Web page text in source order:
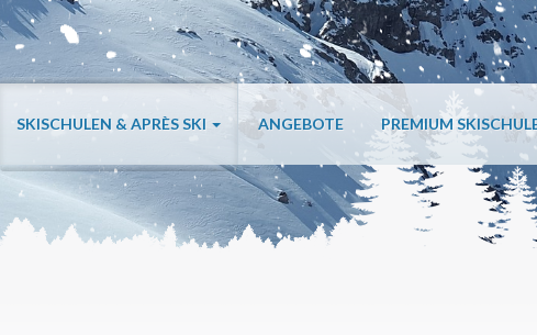
SKISCHULEN & APRÈS SKI ANGEBOTE PREMIUM